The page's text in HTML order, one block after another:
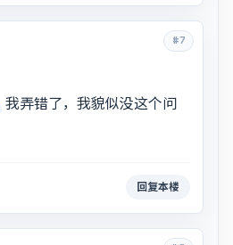
#7
我弄错了，我貌似没这个问
回复本楼